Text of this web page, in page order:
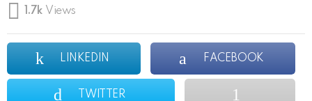
1.7k Views
LINKEDIN FACEBOOK
TWITTER